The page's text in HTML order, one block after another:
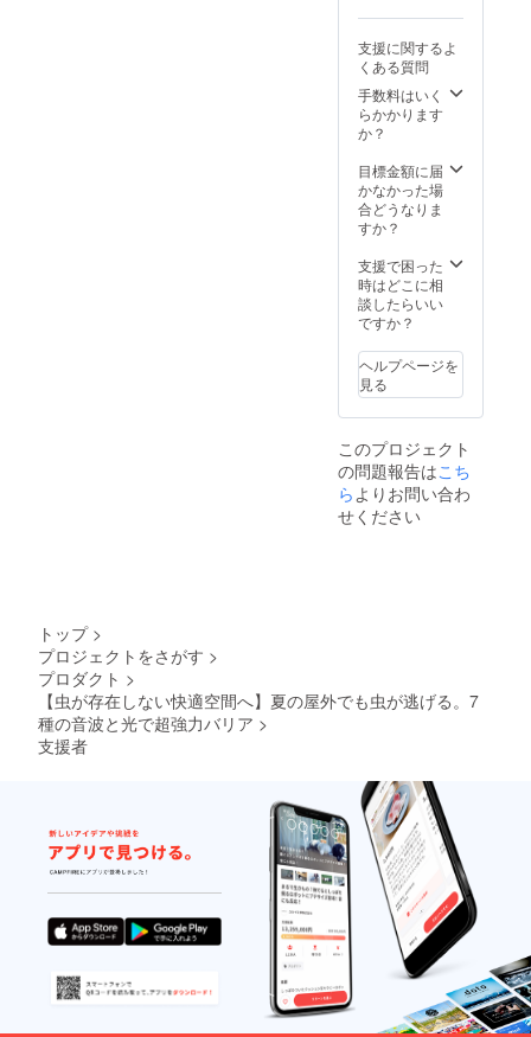
支援に関するよ
くある質問
手数料はいく
らかかります
か？
目標金額に届
かなかった場
合どうなりま
すか？
支援で困った
時はどこに相
談したらいい
ですか？
ヘルプページを
見る
このプロジェクト
の問題報告はこち
ら よりお問い合わ
せください
トップ >
プロジェクトをさがす >
プロダクト >
【虫が存在しない快適空間へ】夏の屋外でも虫が逃げる。7
種の音波と光で超強力バリア >
支援者